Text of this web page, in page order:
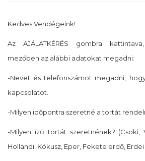
Kedves Vendégeink!
Az AJÁLATKÉRÉS gombra
mezőben az alábbi adatokat megadni:
-Nevet és telefonszámot megadni,
kapcsolatot.
-Milyen időpontra szeretné a tortát
-Milyen ízű tortát szeretnének? (Csoki,
Hollandi, Kókusz, Eper, Fekete erdő,